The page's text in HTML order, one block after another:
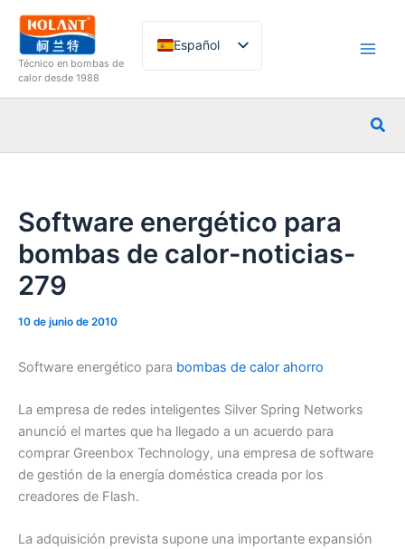
contenido
Técnico en bombas de
calor desde 1988
Español
English
Arabic
Portuguese
Software energético para
bombas de calor-noticias-
279
10 de junio de 2010
Software energético para bombas de calor ahorro
La empresa de redes inteligentes Silver Spring Networks
anunció el martes que ha llegado a un acuerdo para
comprar Greenbox Technology, una empresa de software
de gestión de la energía doméstica creada por los
creadores de Flash.
La adquisición prevista supone una importante expansión